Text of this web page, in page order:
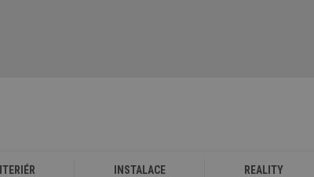
INSTALACE REALITY